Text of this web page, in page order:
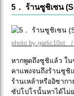
5． ร้านซูชิเซน
photo by garlic10st
หากพูดถึงซูชิแล้ว ใ
คาแพงจนถึงร้านซูชิ
ร้านเหล้าหรืออิซาก
ซัปโปโรนั้นหาได้ไม่